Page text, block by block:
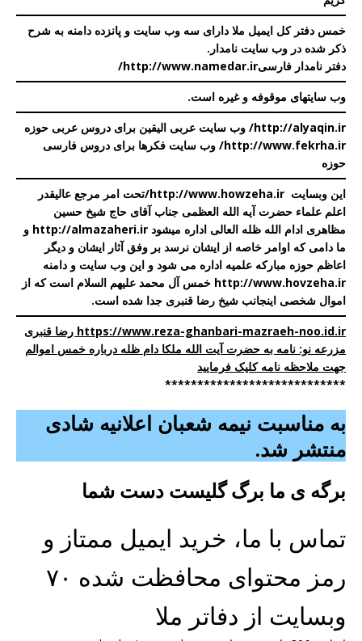
خمس دفتر کل ایمیل ملا دارای سه وب سایت و پانزده دامنه به شرح
ذکر شده در وب سایت نامدار .
دفتر نامدار فارسیhttp://www.namedar.ir/
وب سایتهای موقوفه و غیره است.
http://alyaqin.ir/ وب سایت عربی الیقین برای دروس عربی حوزه
http://www.fekrha.ir/ وب سایت فکرها برای دروس فارسی
حوزه
این وبسایت http://www.howzeha.ir
/تحت امر مرجع عالیقدر
اعلم علماء حضرت آیه الله العظمی جناب آقای حاج شیخ حسین
مظاهری ادام الله ظله العالی اداره میشود http://almazaheri.ir و
ما دامی که اوامر خاصه از ایشان نرسد بر وفق آثار ایشان و دیگر
اعاظم حوزه مبارکه علمیه اداره می شود و این وب سایت و دامنه
http://www.hovzeha.ir خمس آل محمد علیهم السلام است که از
اموال شخصی اینجانب شیخ رضا قنبری جدا شده است.
https://www.reza-ghanbari-mazraeh-noo.id.ir رضا قنبری
مزرعه نو: نامه به حضرت آیت الله ملکا دام ظله درباره خمس اموالم
جهت ملاحظه نامه کلیک فرمایید
****************************
به مناسبت نیمه شعبان اعلانیه شادی
منتشر شد.
برگه ی ما برگ گلیست دست شما
تماس با ما، خرید ایمیل ممتاز و
رمز محتوای محافظت شده ۷۰
وبسایت از دفاتر ملا